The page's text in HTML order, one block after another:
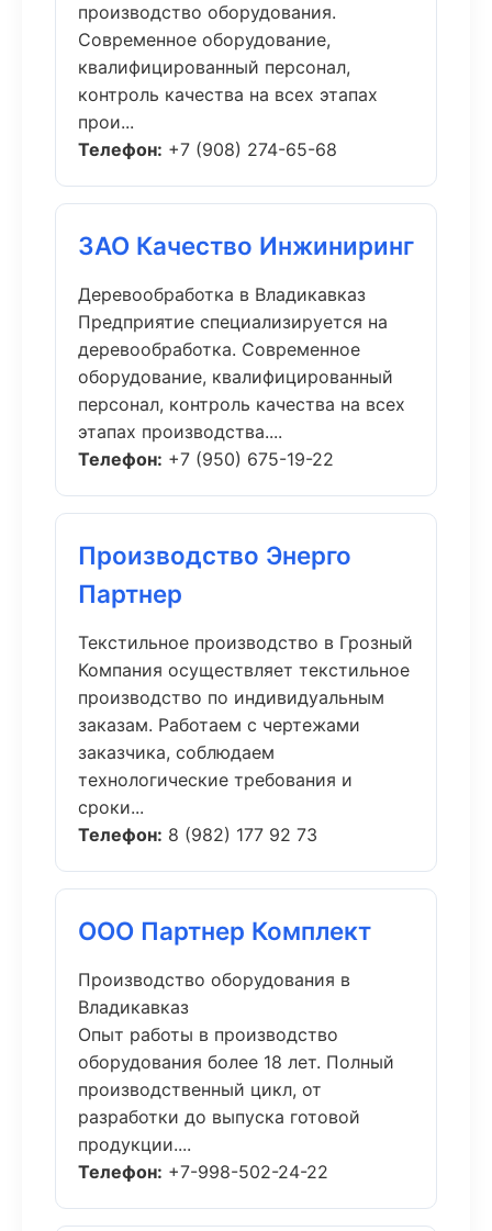
производство оборудования.
Современное оборудование,
квалифицированный персонал,
контроль качества на всех этапах
прои...
Телефон: +7 (908) 274-65-68
ЗАО Качество Инжиниринг
Деревообработка в Владикавказ
Предприятие специализируется на
деревообработка. Современное
оборудование, квалифицированный
персонал, контроль качества на всех
этапах производства....
Телефон: +7 (950) 675-19-22
Производство Энерго
Партнер
Текстильное производство в Грозный
Компания осуществляет текстильное
производство по индивидуальным
заказам. Работаем с чертежами
заказчика, соблюдаем
технологические требования и
сроки...
Телефон: 8 (982) 177 92 73
ООО Партнер Комплект
Производство оборудования в
Владикавказ
Опыт работы в производство
оборудования более 18 лет. Полный
производственный цикл, от
разработки до выпуска готовой
продукции....
Телефон: +7-998-502-24-22